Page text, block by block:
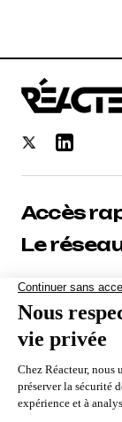
Accès
Le
Nous utilisons
expérience